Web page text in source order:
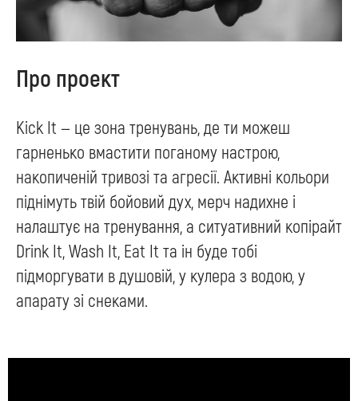
Про проект
Kick It — це зона тренувань, де ти можеш
гарненько вмастити поганому настрою,
накопиченій тривозі та агресії. Активні кольори
піднімуть твій бойовий дух, мерч надихне і
налаштує на тренування, а ситуативний копірайт
Drink It, Wash It, Eat It та ін буде тобі
підморгувати в душовій, у кулера з водою, у
апарату зі снеками.